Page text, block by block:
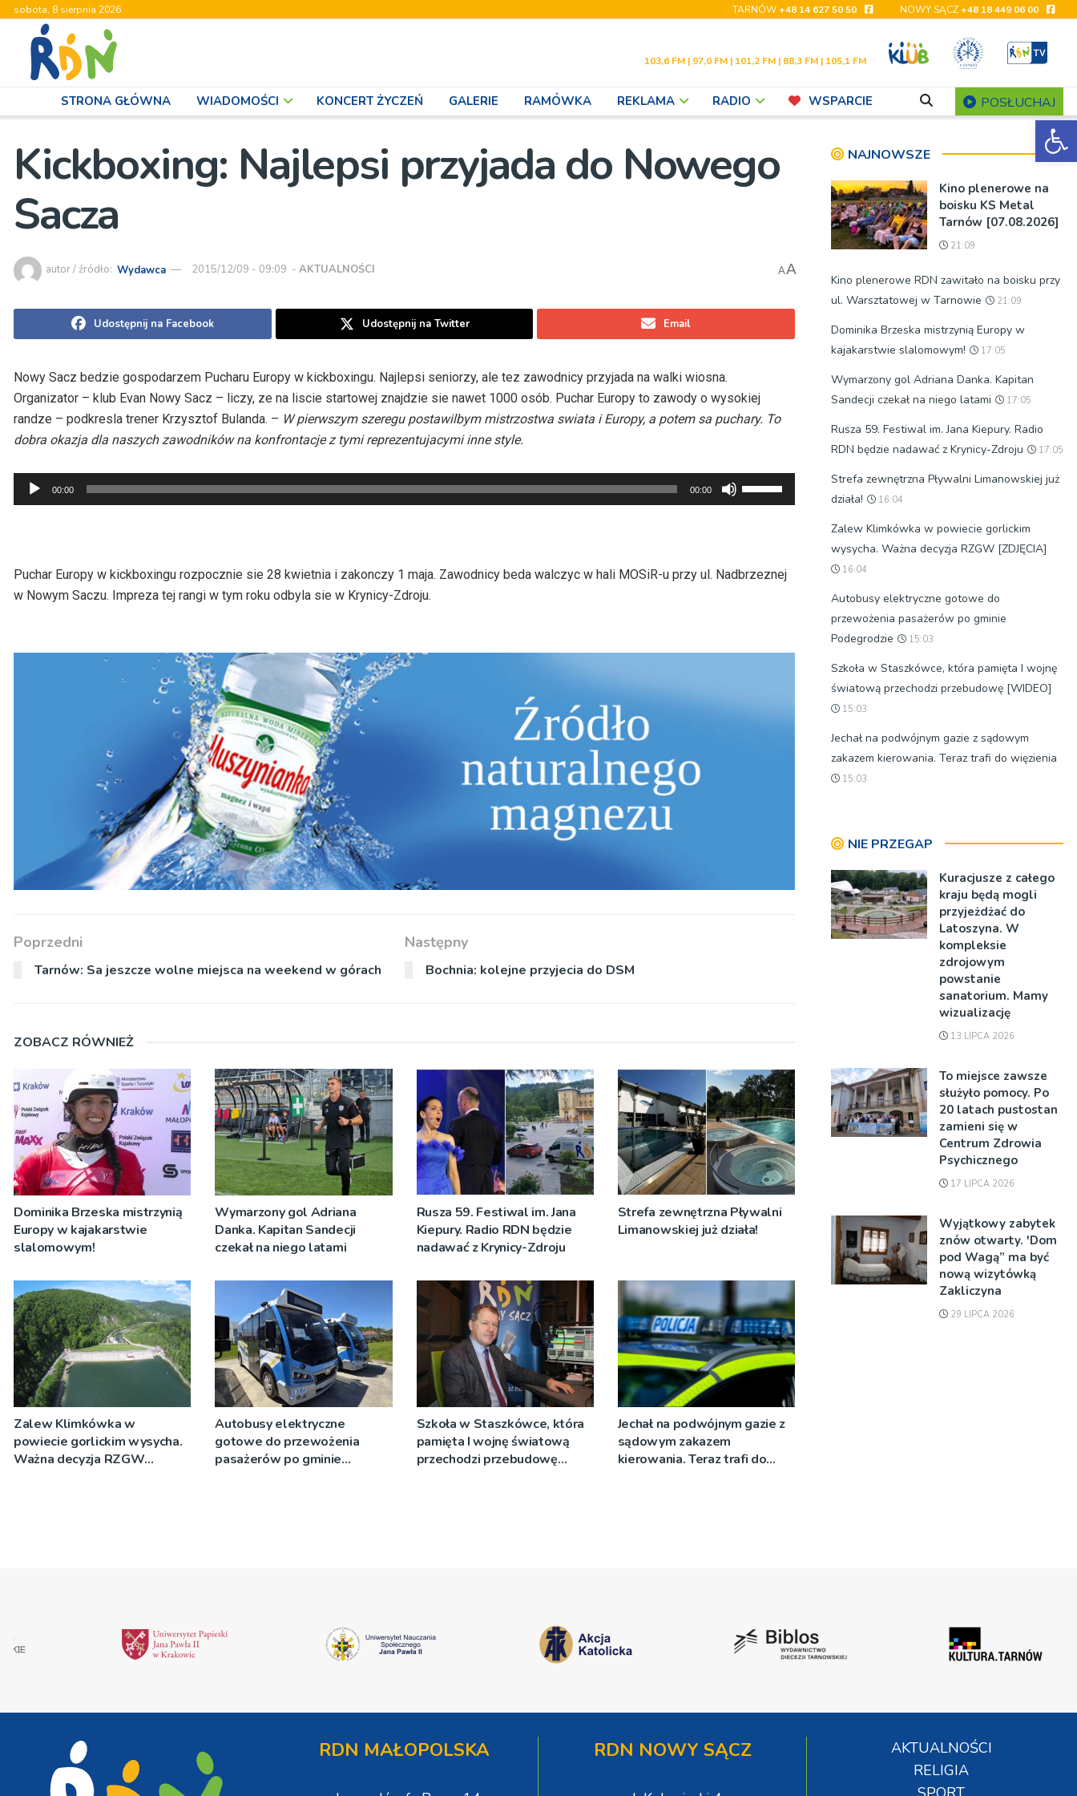
sobota, 8 sierpnia 2026 TARNÓW+48 14 627 50 50 NOWY SĄCZ+48 18 449 06 00
103,6 FM | 97,0 FM | 101,2 FM | 88,3 FM | 105,1 FM
STRONA GŁÓWNA WIADOMOŚCI KONCERT ŻYCZEŃ GALERIE RAMÓWKA REKLAMA RADIO WSPARCIE POSŁUCHAJ
Kickboxing: Najlepsi przyjada do Nowego
Sacza
autor / źródło: Wydawca 2015/12/09 - 09:09 - AKTUALNOŚCI AA
Udostępnij na Facebook Udostępnij na Twitter Email
Nowy Sacz bedzie gospodarzem Pucharu Europy w kickboxingu. Najlepsi seniorzy, ale tez zawodnicy przyjada na walki wiosna.
Organizator – klub Evan Nowy Sacz – liczy, ze na liscie startowej znajdzie sie nawet 1000 osób. Puchar Europy to zawody o wysokiej
randze – podkresla trener Krzysztof Bulanda. – W pierwszym szeregu postawilbym mistrzostwa swiata i Europy, a potem sa puchary. To
dobra okazja dla naszych zawodników na konfrontacje z tymi reprezentujacymi inne style.
Odtwarzacz
plików
00:00 00:00
strzałek
Puchar Europy w kickboxingu rozpocznie sie 28 kwietnia i zakonczy 1 maja. Zawodnicy beda walczyc w hali MOSiR-u przy ul. Nadbrzeznej
w Nowym Saczu. Impreza tej rangi w tym roku odbyla sie w Krynicy-Zdroju.
Poprzedni
Tarnów: Sa jeszcze wolne miejsca na weekend w górach
Następny
Bochnia: kolejne przyjecia do DSM
ZOBACZ RÓWNIEŻ
Dominika Brzeska mistrzynią
Europy w kajakarstwie
slalomowym!
Wymarzony gol Adriana
Danka. Kapitan Sandecji
czekał na niego latami
Rusza 59. Festiwal im. Jana
Kiepury. Radio RDN będzie
nadawać z Krynicy-Zdroju
Strefa zewnętrzna Pływalni
Limanowskiej już działa!
Zalew Klimkówka w
powiecie gorlickim wysycha.
Ważna decyzja RZGW
Autobusy elektryczne
gotowe do przewożenia
pasażerów po gminie
Szkoła w Staszkówce, która
pamięta I wojnę światową
przechodzi przebudowę
Jechał na podwójnym gazie z
sądowym zakazem
kierowania. Teraz trafi do
NAJNOWSZE
Kino plenerowe na
boisku KS Metal
Tarnów [07.08.2026]
21:09
Kino plenerowe RDN zawitało na boisku przy
ul. Warsztatowej w Tarnowie
21:09
Dominika Brzeska mistrzynią Europy w
kajakarstwie slalomowym!
17:05
Wymarzony gol Adriana Danka. Kapitan
Sandecji czekał na niego latami
17:05
Rusza 59. Festiwal im. Jana Kiepury. Radio
RDN będzie nadawać z Krynicy-Zdroju
17:05
Strefa zewnętrzna Pływalni Limanowskiej już
działa!
16:04
Zalew Klimkówka w powiecie gorlickim
wysycha. Ważna decyzja RZGW [ZDJĘCIA]
16:04
Autobusy elektryczne gotowe do
przewożenia pasażerów po gminie
Podegrodzie
15:03
Szkoła w Staszkówce, która pamięta I wojnę
światową przechodzi przebudowę [WIDEO]
15:03
Jechał na podwójnym gazie z sądowym
zakazem kierowania. Teraz trafi do więzienia
15:03
NIE PRZEGAP
Kuracjusze z całego
kraju będą mogli
przyjeżdżać do
Latoszyna. W
kompleksie
zdrojowym
powstanie
sanatorium. Mamy
wizualizację
13 LIPCA 2026
To miejsce zawsze
służyło pomocy. Po
20 latach pustostan
zamieni się w
Centrum Zdrowia
Psychicznego
17 LIPCA 2026
Wyjątkowy zabytek
znów otwarty. 'Dom
pod Wagą” ma być
nową wizytówką
Zakliczyna
29 LIPCA 2026
RDN MAŁOPOLSKA RDN NOWY SĄCZ
AKTUALNOŚCI
RELIGIA